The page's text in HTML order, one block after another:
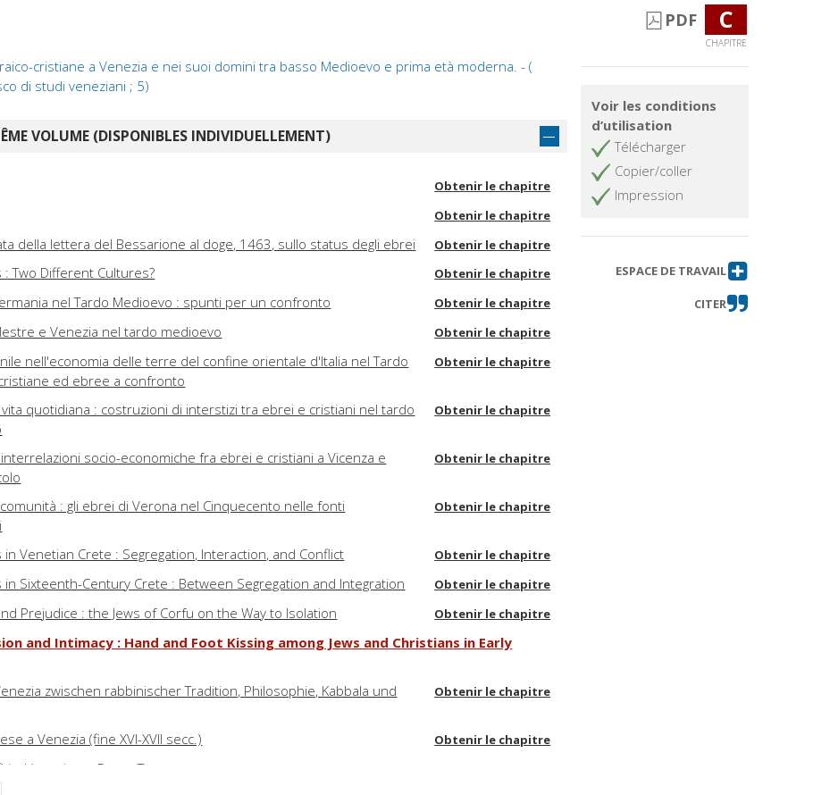
cristiane a Venezia e nei suoi domini tra basso Medioevo e prima età moderna. - (
di studi veneziani ; 5)
VOLUME (DISPONIBLES INDIVIDUELLEMENT)
Obtenir le chapitre
Obtenir le chapitre
della lettera del Bessarione al doge, 1463, sullo status degli ebrei Obtenir le chapitre
: Two Different Cultures? Obtenir le chapitre
nel Tardo Medioevo : spunti per un confronto Obtenir le chapitre
e Venezia nel tardo medioevo Obtenir le chapitre
nell'economia delle terre del confine orientale d'Italia nel Tardo
ed ebree a confronto
Obtenir le chapitre
quotidiana : costruzioni di interstizi tra ebrei e cristiani nel tardo
Obtenir le chapitre
socio-economiche fra ebrei e cristiani a Vicenza e
Obtenir le chapitre
: gli ebrei di Verona nel Cinquecento nelle fonti
Obtenir le chapitre
in Venetian Crete : Segregation, Interaction, and Conflict Obtenir le chapitre
in Sixteenth-Century Crete : Between Segregation and Integration Obtenir le chapitre
Prejudice : the Jews of Corfu on the Way to Isolation Obtenir le chapitre
and Intimacy : Hand and Foot Kissing among Jews and Christians in Early
zwischen rabbinischer Tradition, Philosophie, Kabbala und
Obtenir le chapitre
a Venezia (fine XVI-XVII secc.) Obtenir le chapitre
a Venezia tra Due e Trecento
PDF C
CHAPITRE
Voir les conditions
d’utilisation
Télécharger
Copier/coller
Impression
ESPACE DE TRAVAIL
CITER